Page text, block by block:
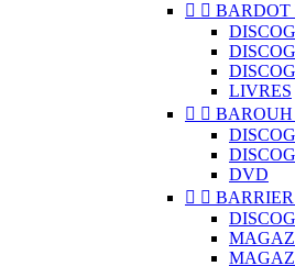
  BARDOT
LIVRES
  BAROUH
DVD
  BARRIER